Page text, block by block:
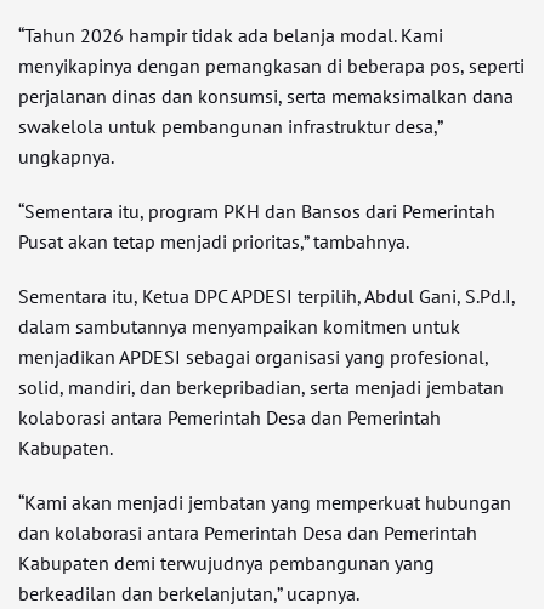
“Tahun 2026 hampir tidak ada belanja modal. Kami
menyikapinya dengan pemangkasan di beberapa pos, seperti
perjalanan dinas dan konsumsi, serta memaksimalkan dana
swakelola untuk pembangunan infrastruktur desa,”
ungkapnya.
“Sementara itu, program PKH dan Bansos dari Pemerintah
Pusat akan tetap menjadi prioritas,” tambahnya.
Sementara itu, Ketua DPC APDESI terpilih, Abdul Gani, S.Pd.I,
dalam sambutannya menyampaikan komitmen untuk
menjadikan APDESI sebagai organisasi yang profesional,
solid, mandiri, dan berkepribadian, serta menjadi jembatan
kolaborasi antara Pemerintah Desa dan Pemerintah
Kabupaten.
“Kami akan menjadi jembatan yang memperkuat hubungan
dan kolaborasi antara Pemerintah Desa dan Pemerintah
Kabupaten demi terwujudnya pembangunan yang
berkeadilan dan berkelanjutan,” ucapnya.